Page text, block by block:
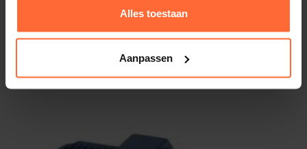
Alles toestaan
Aanpassen
Alternatieven